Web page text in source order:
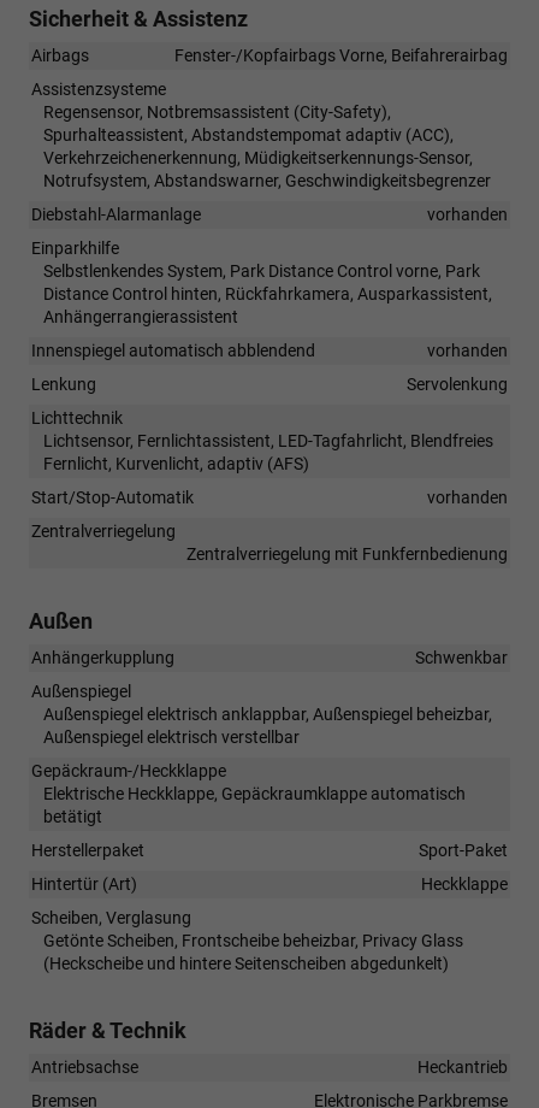
Sicherheit & Assistenz
Airbags
Fenster-/Kopfairbags Vorne, Beifahrerairbag
Assistenzsysteme
Regensensor, Notbremsassistent (City-Safety),
Spurhalteassistent, Abstandstempomat adaptiv (ACC),
Verkehrzeichenerkennung, Müdigkeitserkennungs-Sensor,
Notrufsystem, Abstandswarner, Geschwindigkeitsbegrenzer
Diebstahl-Alarmanlage
vorhanden
Einparkhilfe
Selbstlenkendes System, Park Distance Control vorne, Park
Distance Control hinten, Rückfahrkamera, Ausparkassistent,
Anhängerrangierassistent
Innenspiegel automatisch abblendend
vorhanden
Lenkung
Servolenkung
Lichttechnik
Lichtsensor, Fernlichtassistent, LED-Tagfahrlicht, Blendfreies
Fernlicht, Kurvenlicht, adaptiv (AFS)
Start/Stop-Automatik
vorhanden
Zentralverriegelung
Zentralverriegelung mit Funkfernbedienung
Außen
Anhängerkupplung
Schwenkbar
Außenspiegel
Außenspiegel elektrisch anklappbar, Außenspiegel beheizbar,
Außenspiegel elektrisch verstellbar
Gepäckraum-/Heckklappe
Elektrische Heckklappe, Gepäckraumklappe automatisch
betätigt
Herstellerpaket
Sport-Paket
Hintertür (Art)
Heckklappe
Scheiben, Verglasung
Getönte Scheiben, Frontscheibe beheizbar, Privacy Glass
(Heckscheibe und hintere Seitenscheiben abgedunkelt)
Räder & Technik
Antriebsachse
Heckantrieb
Bremsen
Elektronische Parkbremse